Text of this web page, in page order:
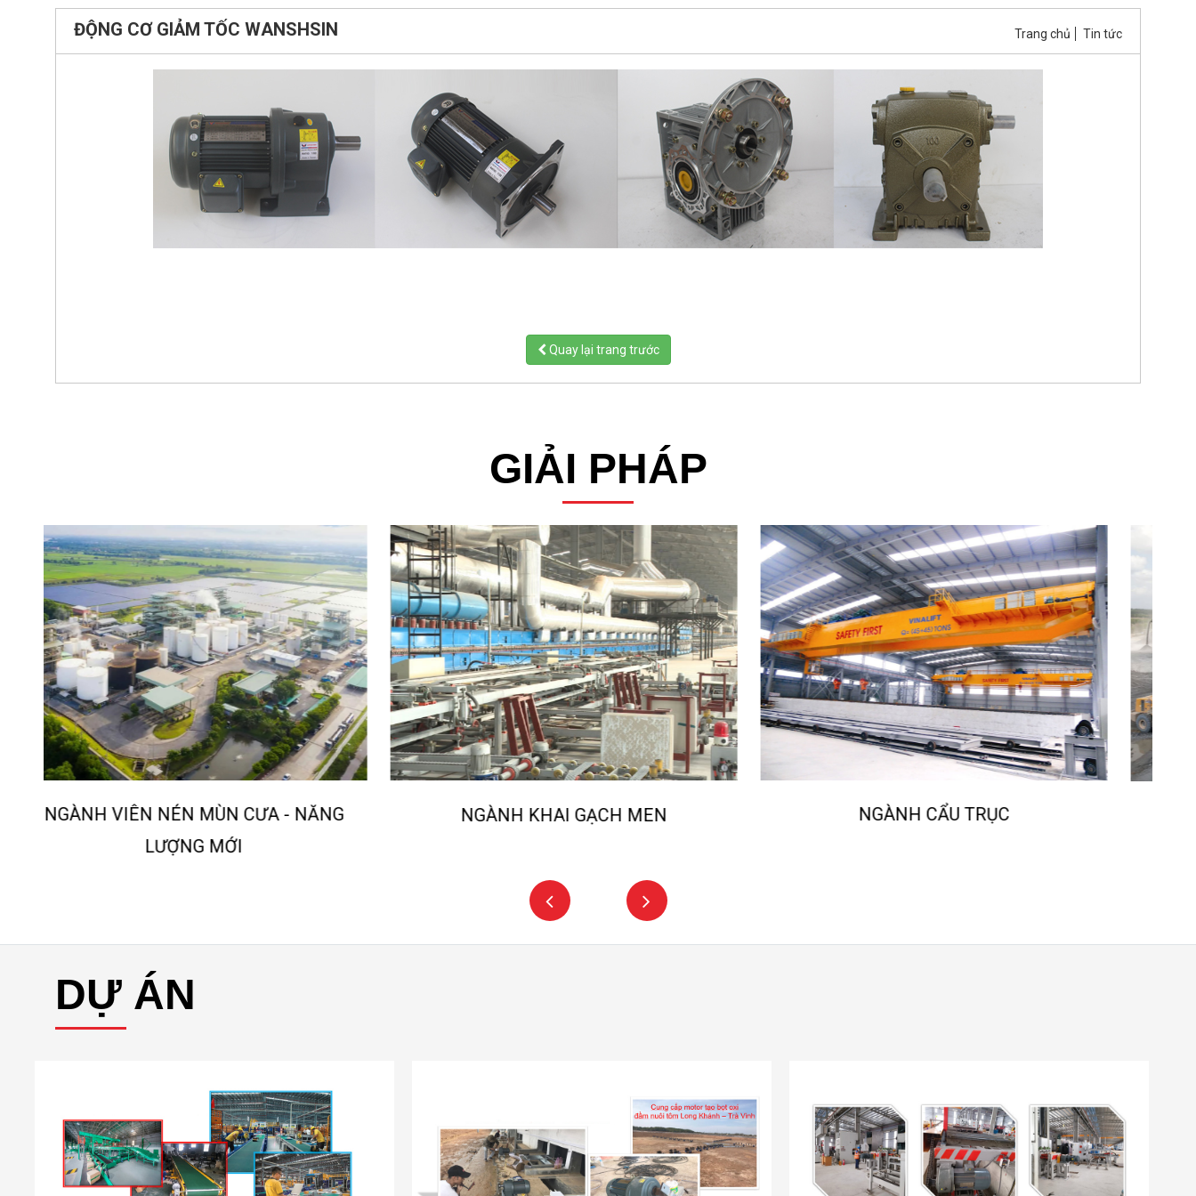
ĐỘNG CƠ GIẢM TỐC WANSHSIN Trang chủ Tin tức
Quay lại trang trước
GIẢI PHÁP
NGÀNH KHAI GẠCH MEN NGÀNH CẨU TRỤC NGÀNH NGHIỀN ĐÁ, CÁT NHÂN TẠO
DỰ ÁN